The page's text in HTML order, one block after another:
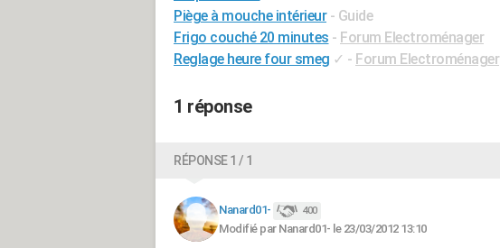
Piège à mouche intérieur - Guide
Frigo couché 20 minutes - Forum Electroménager
Reglage heure four smeg ✓ - Forum Electroménager
1 réponse
RÉPONSE 1 / 1
Nanard01- 400
Modifié par Nanard01- le 23/03/2012 13:10